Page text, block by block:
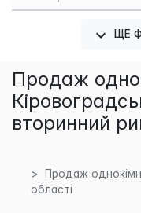
ЩЕ
Продаж
вторинний
Продаж
області